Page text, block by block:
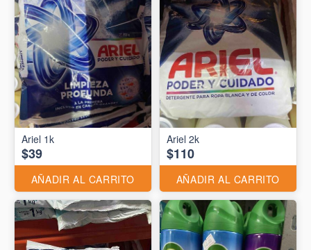
Ariel 1k
$39
AÑADIR AL CARRITO
Ariel 2k
$110
AÑADIR AL CARRITO